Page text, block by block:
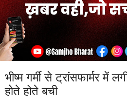
भीष्म गर्मी से ट्रांसफार्मर में
होते होते बची